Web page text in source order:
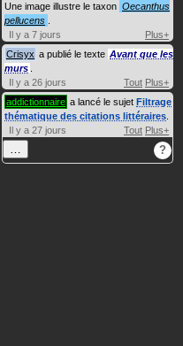
Une image illustre le taxon Oecanthus
pellucens
Il y a 7 jours
Plus+
Crisyx a publié le texte Avant que les
murs
Il y a 26 jours
Tout Plus+
addictionnaire a lancé le sujet Filtrage
thématique des citations littéraires
Il y a 27 jours
Tout Plus+
… ?